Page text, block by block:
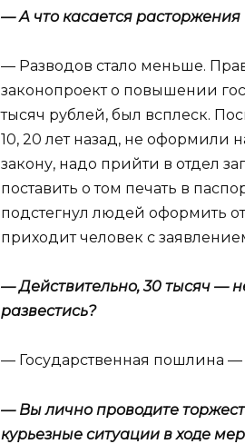
— А что касается расторжения
— Разводов стало меньше.
законопроект о повышении
тысяч рублей, был всплеск.
10, 20 лет назад, не оформили
закону, надо прийти в отдел
поставить о том печать в
подстегнул людей оформить
приходит человек с
— Действительно, 30 тысяч —
развестись?
— Государственная пошлина —
— Вы лично проводите
курьезные ситуации в ходе